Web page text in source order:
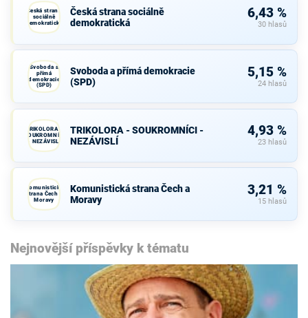
Česká strana
sociálně
demokratická
Česká strana sociálně
demokratická
6,43 %
30 hlasů
Svoboda a
přímá
demokracie
(SPD)
Svoboda a přímá demokracie
(SPD)
5,15 %
24 hlasů
TRIKOLORA -
SOUKROMNÍCI
- NEZÁVISLÍ
TRIKOLORA - SOUKROMNÍCI -
NEZÁVISLÍ
4,93 %
23 hlasů
Komunistická
strana Čech a
Moravy
Komunistická strana Čech a
Moravy
3,21 %
15 hlasů
Nejnovější příspěvky k tématu